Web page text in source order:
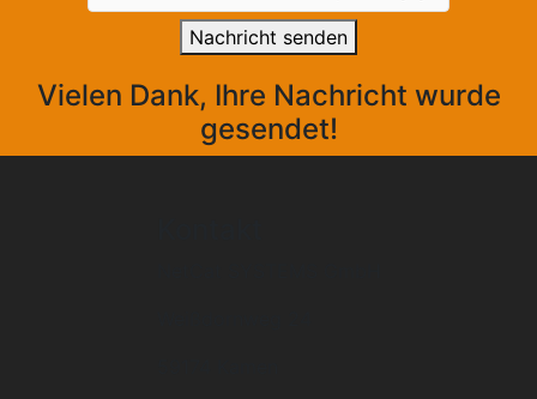
Nachricht senden
Vielen Dank, Ihre Nachricht wurde
gesendet!